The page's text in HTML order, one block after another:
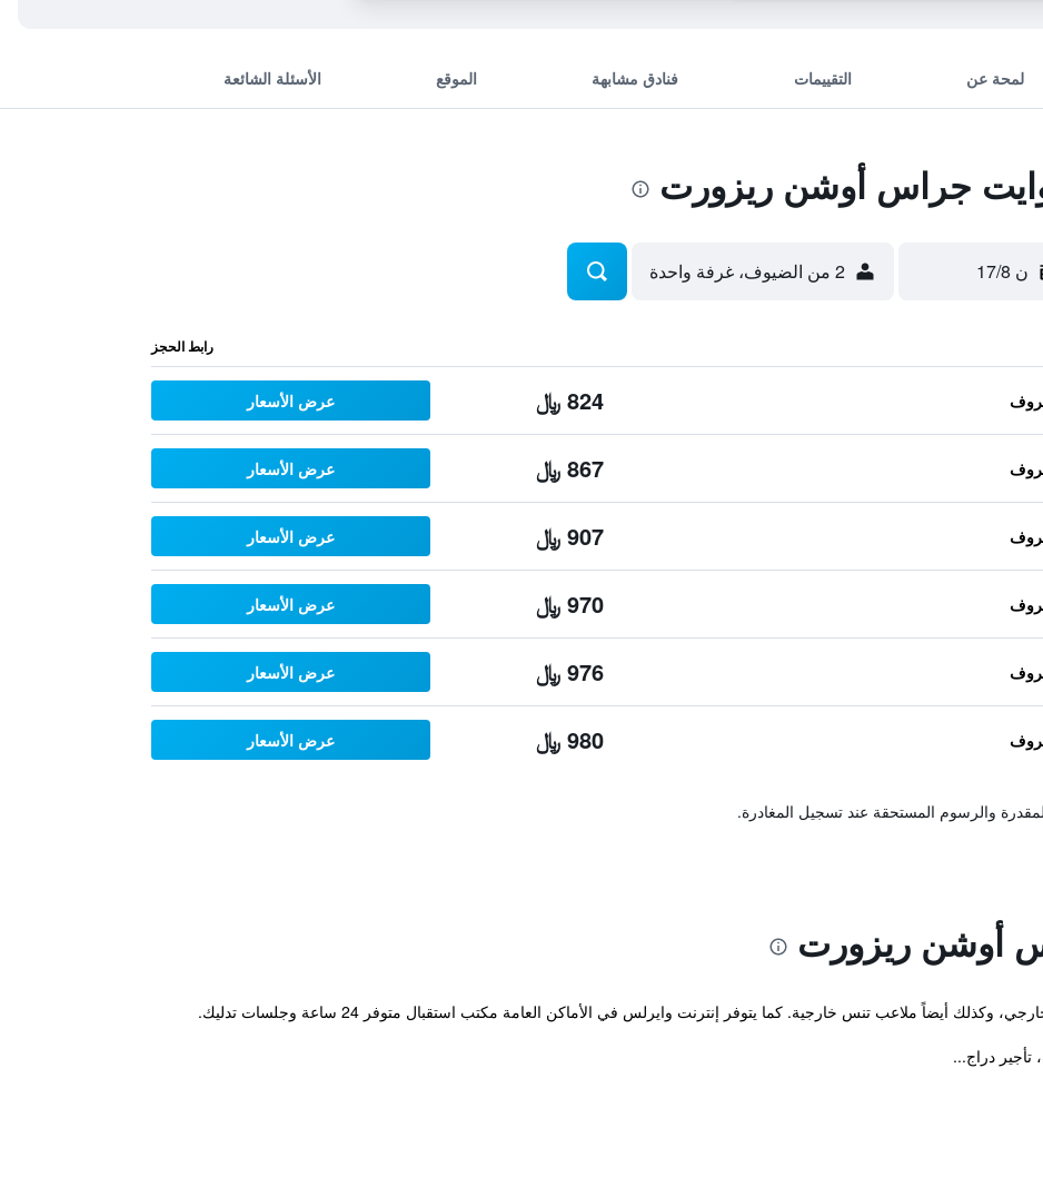
لمحة عن التقييمات فنادق مشابهة الموقع الأسئلة الشائعة
جراس أوشن ريزورت
ن 17/8 2 من الضيوف، غرفة واحدة
رابط الحجز
824 ﷼ عرض الأسعار
867 ﷼ عرض الأسعار
907 ﷼ عرض الأسعار
970 ﷼ عرض الأسعار
976 ﷼ عرض الأسعار
980 ﷼ عرض الأسعار
والرسوم المستحقة عند تسجيل المغادرة.
أوشن ريزورت
أيضاً ملاعب تنس خارجية. كما يتوفر إنترنت وايرلس في الأماكن العامة مكتب استقبال متوفر 24 ساعة وجلسات تدليك.
تأجير دراج...